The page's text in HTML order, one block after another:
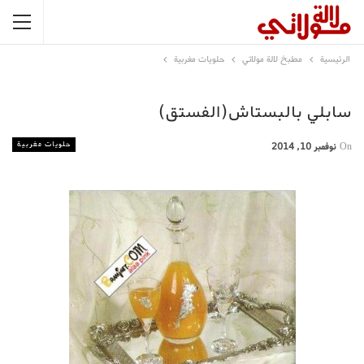
الرئيسية مطبخ لالة مولاتي حلويات مغربية
سابلي بالبستاش(الفستق)
حلويات مغربية On نوفمبر 10, 2014